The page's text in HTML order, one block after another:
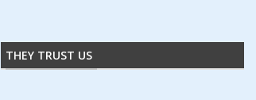
THEY TRUST US